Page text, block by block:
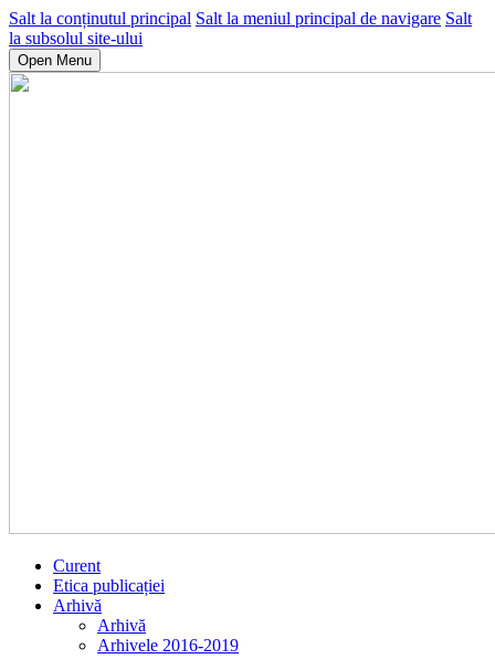
Salt la conținutul principal Salt la meniul principal de navigare Salt
la subsolul site-ului
Open Menu
Curent
Etica publicației
Arhivă
Arhivă
Arhivele 2016-2019